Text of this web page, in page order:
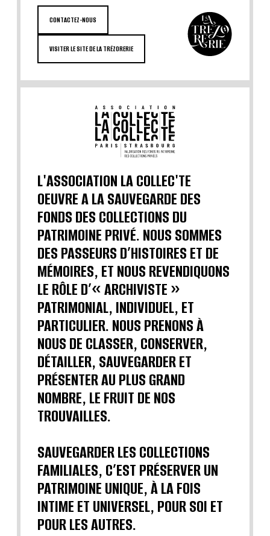
CONTACTEZ-NOUS
VISITER LE SITE DE LA TRÉZORERIE
L'ASSOCIATION LA COLLEC'TE
OEUVRE A LA SAUVEGARDE DES
FONDS DES COLLECTIONS DU
PATRIMOINE PRIVÉ. NOUS SOMMES
DES PASSEURS D’HISTOIRES ET DE
MÉMOIRES, ET NOUS REVENDIQUONS
LE RÔLE D’« ARCHIVISTE »
PATRIMONIAL, INDIVIDUEL, ET
PARTICULIER. NOUS PRENONS À
NOUS DE CLASSER, CONSERVER,
DÉTAILLER, SAUVEGARDER ET
PRÉSENTER AU PLUS GRAND
NOMBRE, LE FRUIT DE NOS
TROUVAILLES.
SAUVEGARDER LES COLLECTIONS
FAMILIALES, C’EST PRÉSERVER UN
PATRIMOINE UNIQUE, À LA FOIS
INTIME ET UNIVERSEL, POUR SOI ET
POUR LES AUTRES.